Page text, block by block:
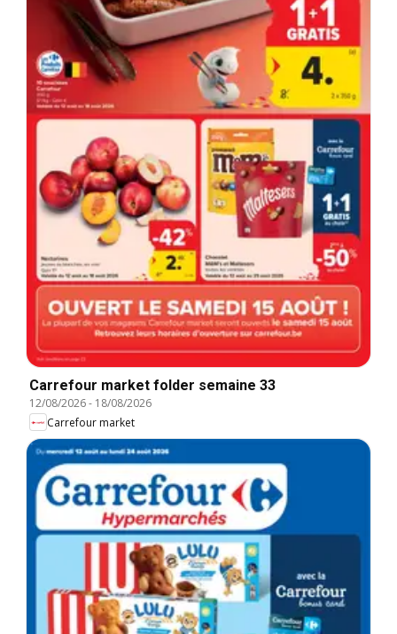
Carrefour market folder semaine 33
12/08/2026- 18/08/2026
Carrefour market